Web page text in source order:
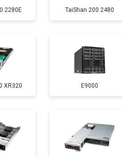
2280E TaiShan 200 2480
XR320 E9000